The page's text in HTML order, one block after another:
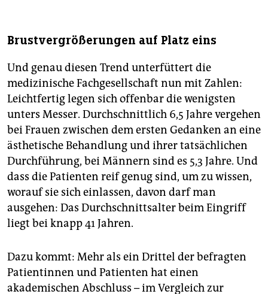
Brustvergrößerungen auf Platz eins
Und genau diesen Trend unterfüttert die
medizinische Fachgesellschaft nun mit Zahlen:
Leichtfertig legen sich offenbar die wenigsten
unters Messer. Durchschnittlich 6,5 Jahre vergehen
bei Frauen zwischen dem ersten Gedanken an eine
ästhetische Behandlung und ihrer tatsächlichen
Durchführung, bei Männern sind es 5,3 Jahre. Und
dass die Patienten reif genug sind, um zu wissen,
worauf sie sich einlassen, davon darf man
ausgehen: Das Durchschnittsalter beim Eingriff
liegt bei knapp 41 Jahren.
Dazu kommt: Mehr als ein Drittel der befragten
Patientinnen und Patienten hat einen
akademischen Abschluss – im Vergleich zur